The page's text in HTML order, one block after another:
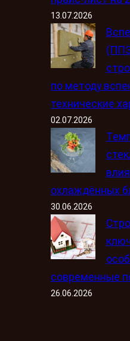
13.07.2026
по методу
технические
02.07.2026
охлаждённых
30.06.2026
современные
26.06.2026